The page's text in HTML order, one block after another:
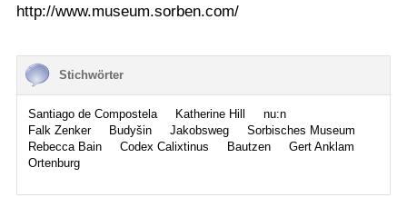
http://www.museum.sorben.com/
Stichwörter
Santiago de Compostela Katherine Hill
nu:n
Falk Zenker
Budyšin Jakobsweg
Sorbisches Museum
Rebecca Bain
Codex Calixtinus Bautzen
Gert Anklam
Ortenburg